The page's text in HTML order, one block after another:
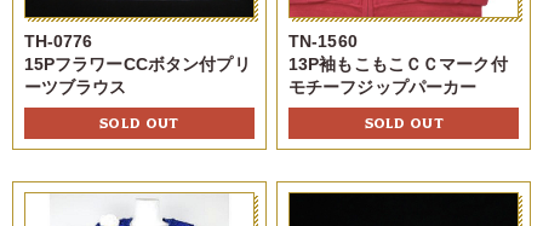
TH-0776
15PフラワーCCボタン付プリ
ーツブラウス
SOLD OUT
TN-1560
13P袖もこもこＣＣマーク付
モチーフジップパーカー
SOLD OUT